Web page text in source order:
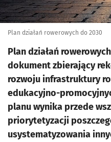
Plan działań rowerowych do 2030
Plan działań
dokument zbierający
rozwoju infrastruktury
edukacyjno-
planu wynika przede
priorytetyzacji
usystematyzowania